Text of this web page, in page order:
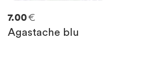
7.00€
Agastache blu